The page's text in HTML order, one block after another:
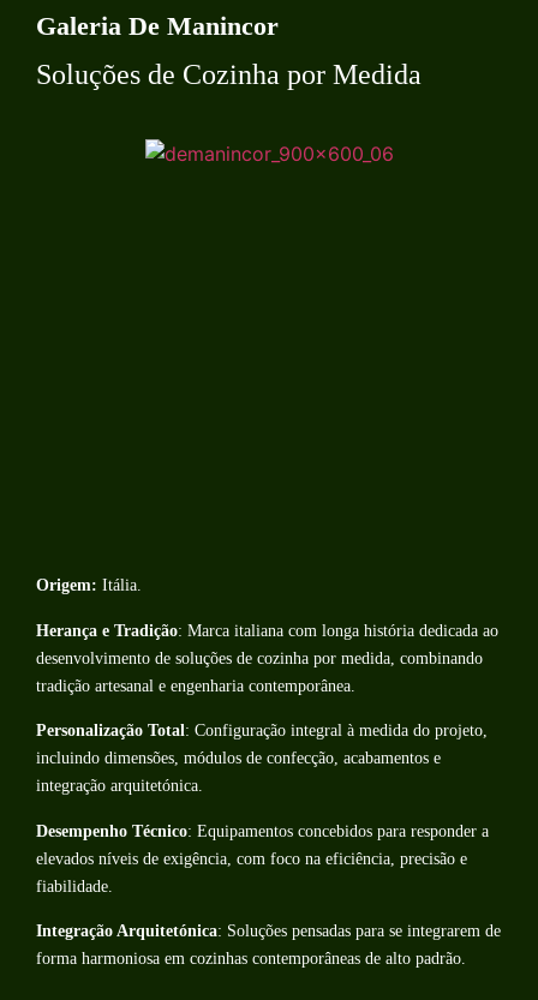
Origem: Itália.
Herança e Tradição: Marca italiana com longa história dedicada ao
desenvolvimento de soluções de cozinha por medida, combinando
tradição artesanal e engenharia contemporânea.
Personalização Total: Configuração integral à medida do projeto,
incluindo dimensões, módulos de confecção, acabamentos e
integração arquitetónica.
Desempenho Técnico: Equipamentos concebidos para responder a
elevados níveis de exigência, com foco na eficiência, precisão e
fiabilidade.
Integração Arquitetónica: Soluções pensadas para se integrarem de
forma harmoniosa em cozinhas contemporâneas de alto padrão.
Galeria De Manincor
Soluções de Cozinha por Medida